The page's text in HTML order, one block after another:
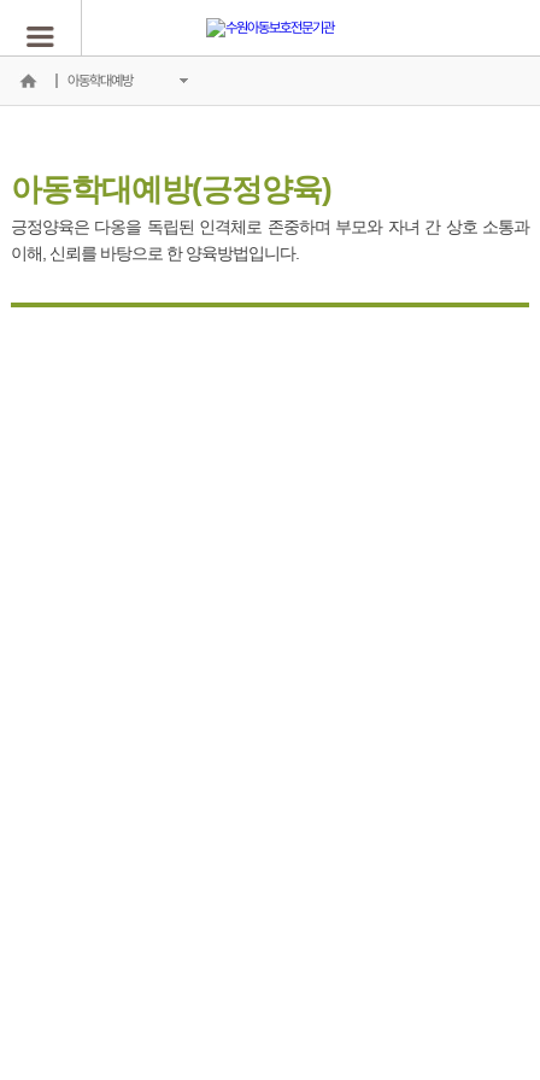
아동학대예방
아동학대예방(긍정양육)
긍정양육은 다옹을 독립된 인격체로 존중하며 부모와 자녀 간 상호 소통과
이해, 신뢰를 바탕으로 한 양육방법입니다.